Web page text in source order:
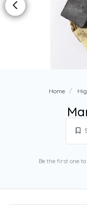
Home
Be the first one